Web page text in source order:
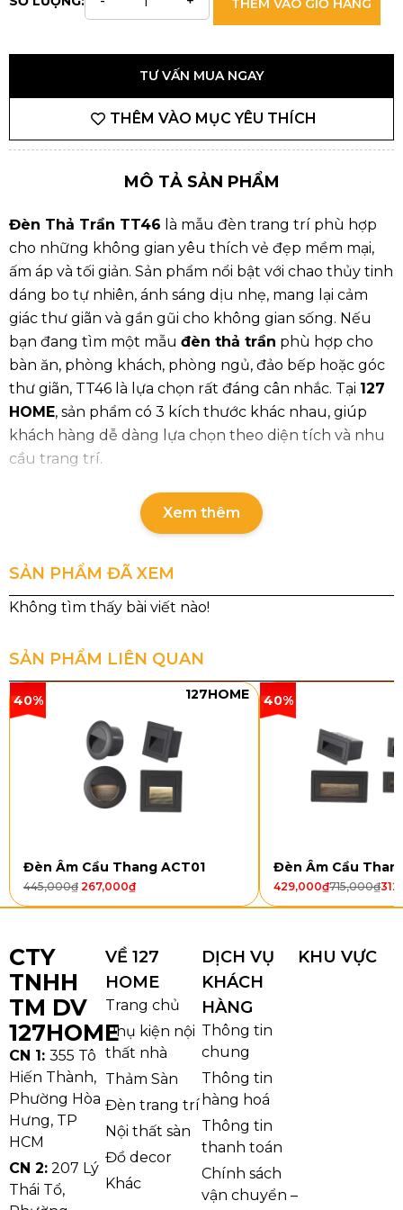
TƯ VẤN MUA NGAY
THÊM VÀO MỤC YÊU THÍCH
MÔ TẢ SẢN PHẨM
Đèn Thả Trần TT46 là mẫu đèn trang trí phù hợp
cho những không gian yêu thích vẻ đẹp mềm mại,
ấm áp và tối giản. Sản phẩm nổi bật với chao thủy tinh
dáng bo tự nhiên, ánh sáng dịu nhẹ, mang lại cảm
giác thư giãn và gần gũi cho không gian sống. Nếu
bạn đang tìm một mẫu đèn thả trần phù hợp cho
bàn ăn, phòng khách, phòng ngủ, đảo bếp hoặc góc
thư giãn, TT46 là lựa chọn rất đáng cân nhắc. Tại 127
HOME, sản phẩm có 3 kích thước khác nhau, giúp
khách hàng dễ dàng lựa chọn theo diện tích và nhu
cầu trang trí.
Thông số chi tiết sản phẩm
TT46T150 TT46T320
phẩm
Chất
liệu
Chao thủy
tinh
Chao thủy
tinh
Kích
thước
Ø150 Ø230
Kích
thước
thùng
25 x 20 x
20cm
24cm
Trọng
1,5kg
Xem thêm
SẢN PHẨM ĐÃ XEM
SẢN PHẨM LIÊN QUAN
40% 127HOME
Đèn Âm Cầu Thang ACT01
445,000₫ 267,000₫
40%
Đèn Âm Cầu
715,000₫
429,000₫
CTY
TNHH
TM DV
127HOME
CN 1: 355 Tô
Hiến Thành,
Phường Hòa
Hưng, TP
HCM
CN 2: 207 Lý
Thái Tổ,
VỀ 127
HOME
Trang chủ
Phụ kiện nội
thất nhà
Thảm Sàn
Đèn trang trí
Nội thất sàn
Đồ decor
Khác
DỊCH VỤ
KHÁCH
HÀNG
Thông tin
chung
Thông tin
hàng hoá
Thông tin
thanh toán
Chính sách
vận chuyển –
KHU VỰC